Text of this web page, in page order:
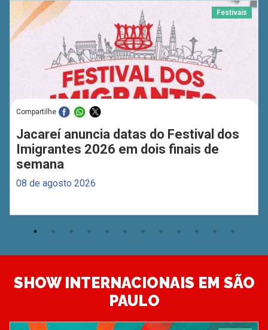
Festivais
Compartilhe
Jacareí anuncia datas do Festival dos
Imigrantes 2026 em dois finais de
semana
08 de agosto 2026
SHOW INTERNACIONAIS EM SÃO
PAULO